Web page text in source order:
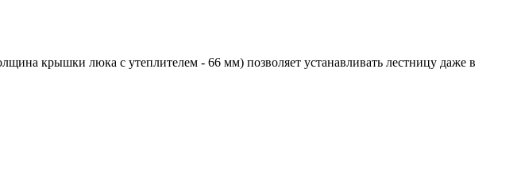
крышки люка с утеплителем - 66 мм) позволяет устанавливать лестницу даже в